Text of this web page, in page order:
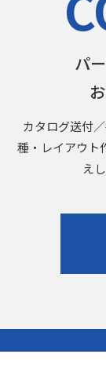
パ
カタログ送付
種・レイアウト
え